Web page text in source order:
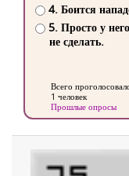
4. Боится
5. Просто у
не сделать.
Всего
1 человек
Прошлые опросы